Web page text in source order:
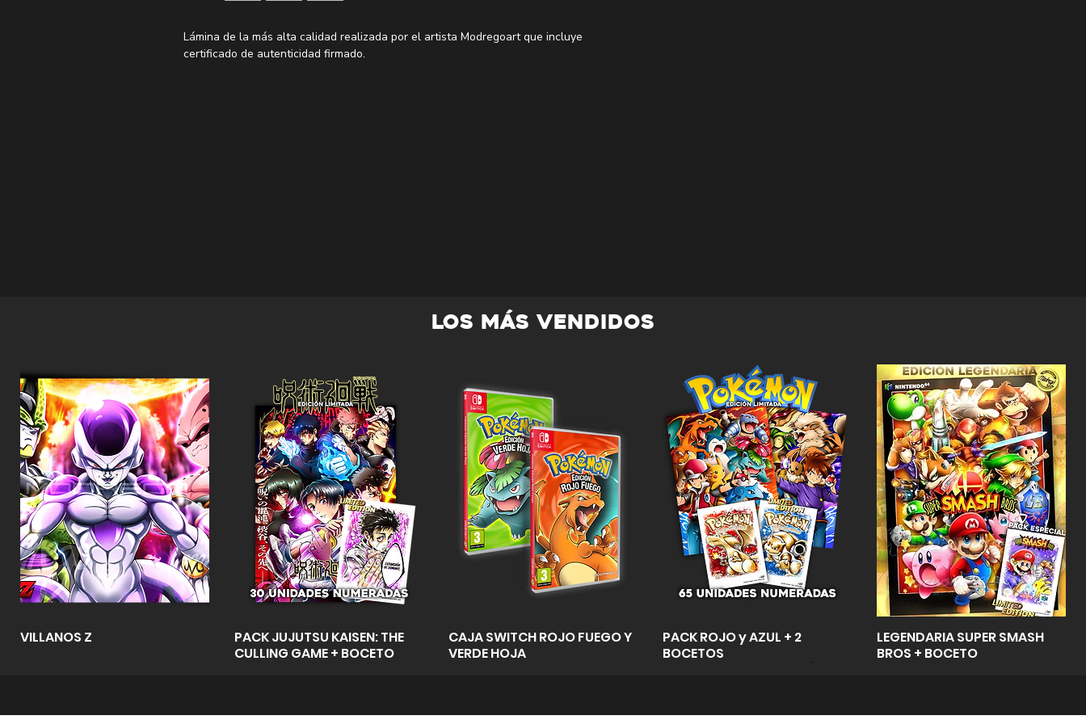
LOS MÁS VENDIDOS
Vista rápida
VILLANOS Z Vista rápida
PACK JUJUTSU KAISEN: THE
CULLING GAME + BOCETO
Vista rápida
CAJA SWITCH ROJO FUEGO Y
VERDE HOJA
Vista rápida
PACK ROJO y AZUL + 2
BOCETOS
Vista rápida
LEGENDARIA SUPER SMASH
BROS + BOCETO
Lámina de la más alta calidad realizada por el artista Modregoart que incluye
certificado de autenticidad firmado.